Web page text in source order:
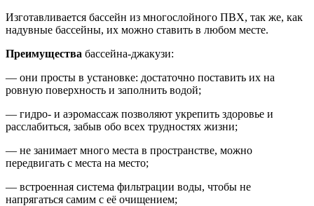
Изготавливается бассейн из многослойного ПВХ, так же, как
надувные бассейны, их можно ставить в любом месте.
Преимущества бассейна-джакузи:
— они просты в установке: достаточно поставить их на
ровную поверхность и заполнить водой;
— гидро- и аэромассаж позволяют укрепить здоровье и
расслабиться, забыв обо всех трудностях жизни;
— не занимает много места в пространстве, можно
передвигать с места на место;
— встроенная система фильтрации воды, чтобы не
напрягаться самим с её очищением;